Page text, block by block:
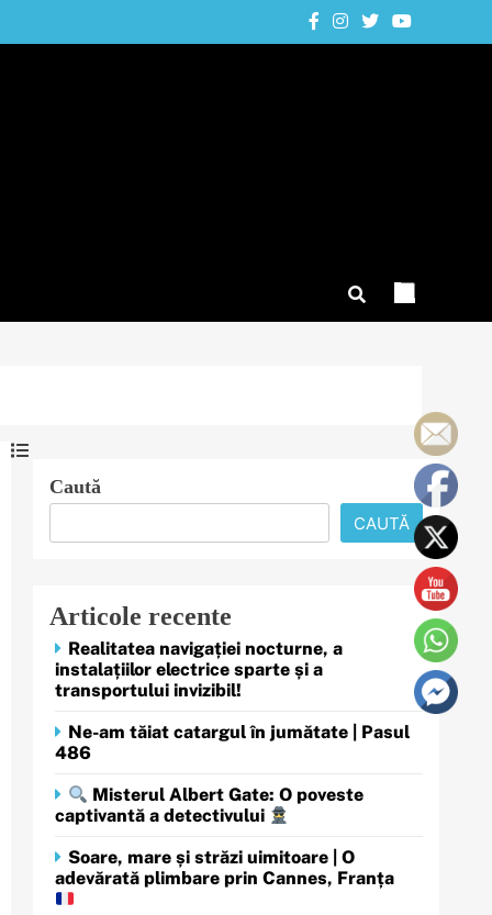
Caută
CAUTĂ
Articole recente
Realitatea navigației nocturne, a
instalațiilor electrice sparte și a
transportului invizibil!
Ne-am tăiat catargul în jumătate | Pasul
486
Misterul Albert Gate: O poveste
captivantă a detectivului
Soare, mare și străzi uimitoare | O
adevărată plimbare prin Cannes, Franța